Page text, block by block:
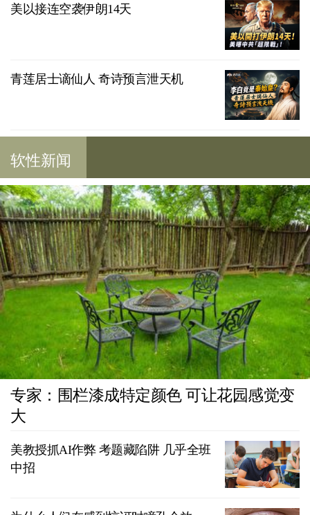
美以接连空袭伊朗14天
青莲居士谪仙人 奇诗预言泄天机
软性新闻
专家：围栏漆成特定颜色 可让花园感觉变
大
美教授抓AI作弊 考题藏陷阱 几乎全班
中招